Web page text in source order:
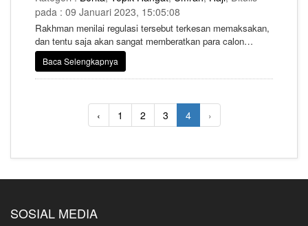
pada : 09 Januari 2023, 15:05:08
Rakhman menilai regulasi tersebut terkesan memaksakan,
dan tentu saja akan sangat memberatkan para calon
jemaah.
Baca Selengkapnya
‹ 1 2 3 4 ›
SOSIAL MEDIA